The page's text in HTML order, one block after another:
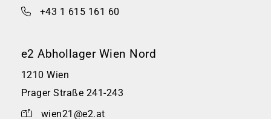
+43 1 615 161 60
e2 Abhollager Wien Nord
1210 Wien
Prager Straße 241-243
wien21@e2.at